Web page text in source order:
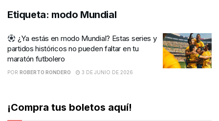
Etiqueta: modo Mundial
¿Ya estás en modo Mundial? Estas series y
partidos históricos no pueden faltar en tu
maratón futbolero
POR ROBERTO RONDERO 3 DE JUNIO DE 2026
¡Compra tus boletos aquí!